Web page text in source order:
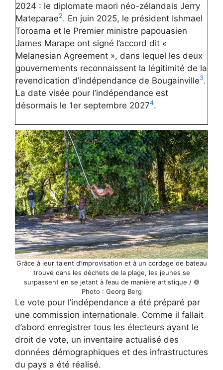
2024 : le diplomate maori néo-zélandais Jerry
Mateparae2. En juin 2025, le président Ishmael
Toroama et le Premier ministre papouasien
James Marape ont signé l’accord dit «
Melanesian Agreement », dans lequel les deux
gouvernements reconnaissent la légitimité de la
revendication d’indépendance de Bougainville3.
La date visée pour l’indépendance est
désormais le 1er septembre 20274.
Grâce à leur talent d’improvisation et à un cordage de bateau
trouvé dans les déchets de la plage, les jeunes se
surpassent en se jetant à l’eau de manière artistique / ©
Photo : Georg Berg
Le vote pour l’indépendance a été préparé par
une commission internationale. Comme il fallait
d’abord enregistrer tous les électeurs ayant le
droit de vote, un inventaire actualisé des
données démographiques et des infrastructures
du pays a été réalisé.